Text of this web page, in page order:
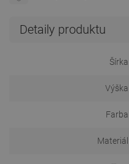
Detaily produktu
Šírka
Výška
Farba
Materiál